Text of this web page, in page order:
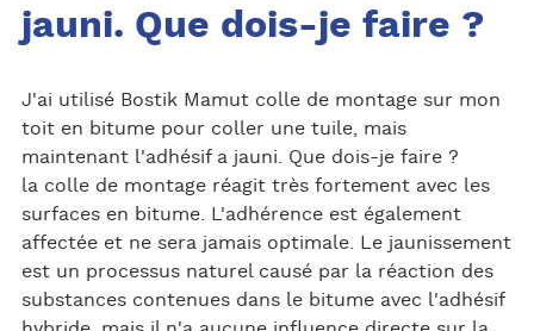
jauni. Que dois-je faire ?
J'ai utilisé Bostik Mamut colle de montage sur mon
toit en bitume pour coller une tuile, mais
maintenant l'adhésif a jauni. Que dois-je faire ?
la colle de montage réagit très fortement avec les
surfaces en bitume. L'adhérence est également
affectée et ne sera jamais optimale. Le jaunissement
est un processus naturel causé par la réaction des
substances contenues dans le bitume avec l'adhésif